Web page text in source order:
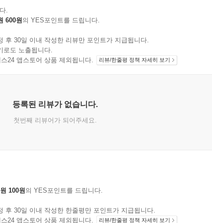
.
600원의 YES포인트를 드립니다.
후 30일 이내 작성한 리뷰만 포인트가 지급됩니다.
로도 노출됩니다.
24 앱스토어 상품 제외됩니다.
리뷰/한줄평 정책 자세히 보기
등록된 리뷰가 없습니다.
첫번째 리뷰어가 되어주세요.
100원의 YES포인트를 드립니다.
후 30일 이내 작성한 한줄평만 포인트가 지급됩니다.
24 앱스토어 상품 제외됩니다.
리뷰/한줄평 정책 자세히 보기